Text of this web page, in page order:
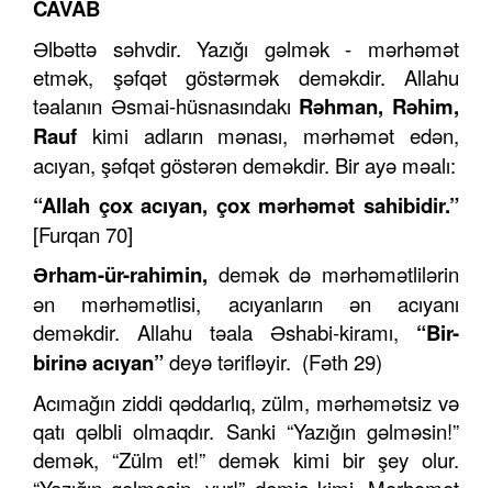
CAVAB
Əlbəttə səhvdir. Yazığı gəlmək - mərhəmət
etmək, şəfqət göstərmək deməkdir. Allahu
təalanın Əsmai-hüsnasındakı Rəhman, Rəhim,
Rauf kimi adların mənası, mərhəmət edən,
acıyan, şəfqət göstərən deməkdir. Bir ayə məalı:
“Allah çox acıyan, çox mərhəmət sahibidir.”
[Furqan 70]
Ərham-ür-rahimin, demək də mərhəmətlilərin
ən mərhəmətlisi, acıyanların ən acıyanı
deməkdir. Allahu təala Əshabi-kiramı, “Bir-
birinəacıyan”deyə tərifləyir. (Fəth 29)
Acımağın ziddi qəddarlıq, zülm, mərhəmətsiz və
qatı qəlbli olmaqdır. Sanki “Yazığın gəlməsin!”
demək, “Zülm et!” demək kimi bir şey olur.